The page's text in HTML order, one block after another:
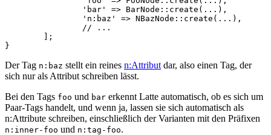
Der Tag n:baz stellt ein reines n:Attribut dar, also einen Tag, der
sich nur als Attribut schreiben lässt.
Bei den Tags foo und bar erkennt Latte automatisch, ob es sich um
Paar-Tags handelt, und wenn ja, lassen sie sich automatisch als
n:Attribute schreiben, einschließlich der Varianten mit den Präfixen
n:inner-foo und n:tag-foo.